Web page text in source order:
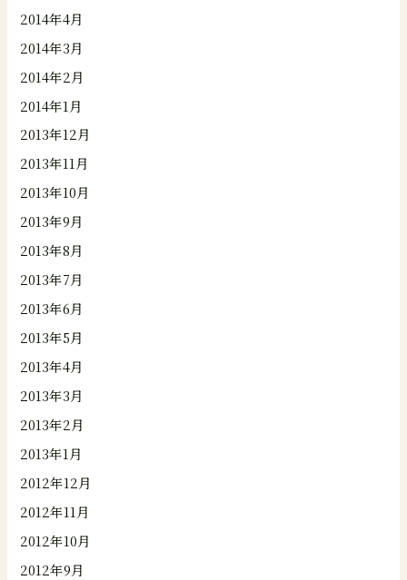
2014年4月
2014年3月
2014年2月
2014年1月
2013年12月
2013年11月
2013年10月
2013年9月
2013年8月
2013年7月
2013年6月
2013年5月
2013年4月
2013年3月
2013年2月
2013年1月
2012年12月
2012年11月
2012年10月
2012年9月